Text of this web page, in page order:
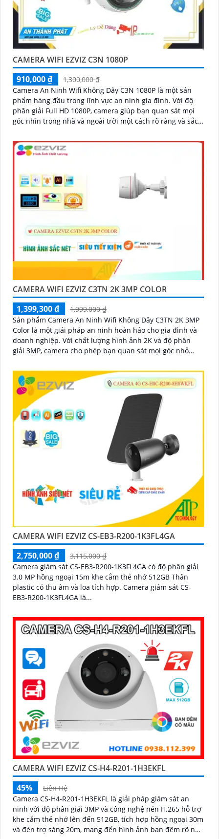
CAMERA WIFI EZVIZ C3N 1080P
910,000 ₫
1,300,000 ₫
Camera An Ninh Wifi Không Dây C3N 1080P là một sản
phẩm hàng đầu trong lĩnh vực an ninh gia đình. Với độ
phân giải Full HD 1080P, camera giúp bạn quan sát mọi
góc nhìn trong nhà và ngoài trời một cách rõ ràng và sắc
CAMERA WIFI EZVIZ C3TN 2K 3MP COLOR
1,399,300 ₫
1,999,000 ₫
Sản phẩm Camera An Ninh Wifi Không Dây C3TN 2K 3MP
Color là một giải pháp an ninh hoàn hảo cho gia đình và
doanh nghiệp. Với chất lượng hình ảnh 2K và độ phân
giải 3MP, camera cho phép bạn quan sát mọi góc nhỏ
CAMERA WIFI EZVIZ CS-EB3-R200-1K3FL4GA
2,750,000 ₫
3,115,000 ₫
Camera giám sát CS-EB3-R200-1K3FL4GA có độ phân giải
3.0 MP hồng ngoại 15m khe cắm thẻ nhớ 512GB Thân
plastic có thu âm và loa tích hợp. Camera giám sát CS-
EB3-R200-1K3FL4GA là...
CAMERA WIFI EZVIZ CS-H4-R201-1H3EKFL
45%
Liên Hệ
Camera CS-H4-R201-1H3EKFL là giải pháp giám sát an
ninh với độ phân giải 3MP và công nghệ nén H.265 hỗ trợ
khe cắm thẻ nhớ lên đến 512GB, tích hợp hồng ngoại 30m
và đèn trợ sáng 20m, mang đến hình ảnh ban đêm rõ nét,